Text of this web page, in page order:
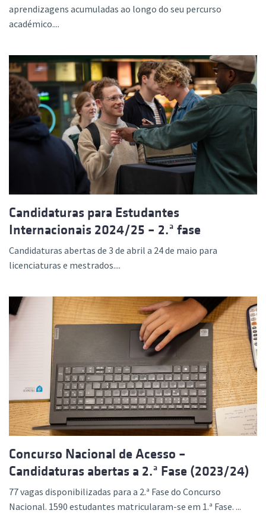
aprendizagens acumuladas ao longo do seu percurso
académico....
Candidaturas para Estudantes
Internacionais 2024/25 – 2.ª fase
Candidaturas abertas de 3 de abril a 24 de maio para
licenciaturas e mestrados....
Concurso Nacional de Acesso –
Candidaturas abertas a 2.ª Fase (2023/24)
77 vagas disponibilizadas para a 2.ª Fase do Concurso
Nacional. 1590 estudantes matricularam-se em 1.ª Fase. ...